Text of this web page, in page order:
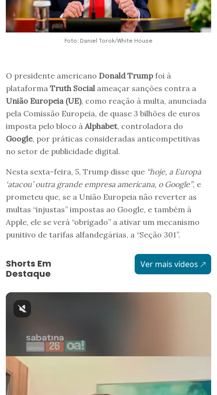
Foto: Daniel Torok/White House
O presidente americano Donald Trumpfoi à
plataforma Truth Social ameaçar sanções contra a
União Europeia (UE), como reação à multa, anunciada
pela Comissão Europeia, de quase 3 bilhões de euros
imposta pelo bloco à Alphabet, controladora do
Google, por práticas consideradas anticompetitivas
no setor de publicidade digital.
Nesta sexta-feira, 5, Trump disse que “hoje, a Europa
‘atacou’ outra grande empresa americana, o Google”, e
prometeu que, se a União Europeia não reverter as
multas “injustas” impostas ao Google, e também à
Apple, ele se verá “obrigado” a ativar um mecanismo
punitivo de tarifas alfandegárias, a “Seção 301”.
Shorts Em
Destaque
Ver mais vídeos